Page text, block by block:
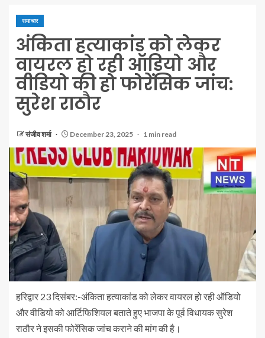
समाचार
अंकिता हत्याकांड को लेकर
वायरल हो रही ऑडियो और
वीडियो की हो फोरेंसिक जांच:
सुरेश राठौर
संजीव शर्मा December 23, 2025 1 min read
हरिद्वार 23 दिसंबर:-अंकिता हत्याकांड को लेकर वायरल हो रही ऑडियो
और वीडियो को आर्टिफिशियल बताते हुए भाजपा के पूर्व विधायक सुरेश
राठौर ने इसकी फोरेंसिक जांच कराने की मांग की है।